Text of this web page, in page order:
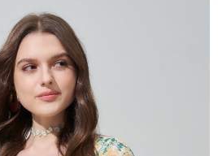
用金額請依後續交易確認頁面所載為準。
確認交易或遇審核未通過，訂單將自動取
況，表示未達大哥付你分期系統評分，恕無
大哥付你分期」於每月結算日後寄送繳費提
選擇「超商條碼／台灣大直營門市／銀行轉
」等通路繳費。
綁卡、不需儲值。
認證，即可結帳。
，再付款。
】
享後付」後，將跳轉至「AFTEE先享後付」
金額後，即可完成結帳。
繳費通知簡訊。
，點擊此簡訊中的連結，可透過四大超商／
含以上)免運費
含以上)免運費